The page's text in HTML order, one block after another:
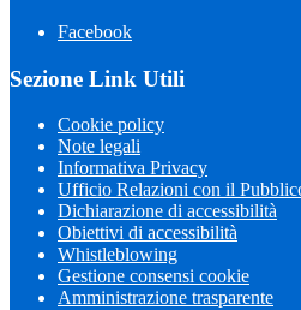
Facebook
Sezione Link Utili
Cookie policy
Note legali
Informativa Privacy
Ufficio Relazioni con il
Dichiarazione di accessibilità
Obiettivi di accessibilità
Whistleblowing
Gestione consensi cookie
Amministrazione trasparente